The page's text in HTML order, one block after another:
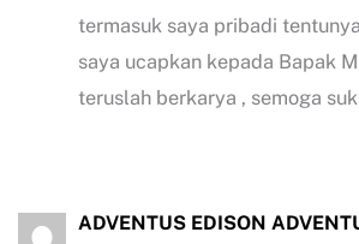
termasuk saya pribadi
saya ucapkan kepada Bapak
teruslah berkarya , semoga
ADVENTUS EDISON